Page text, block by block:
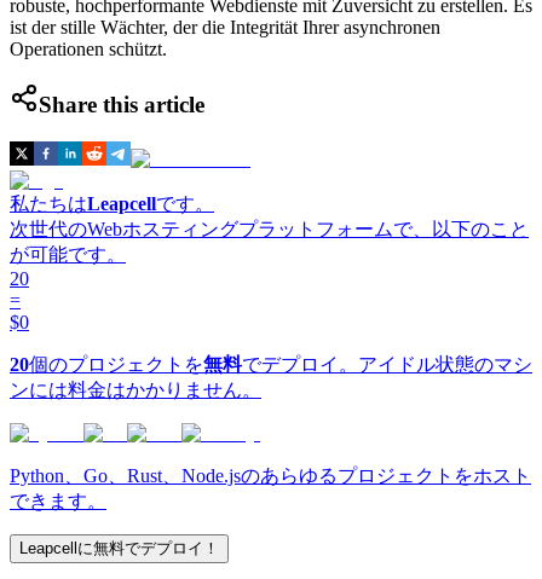
robuste, hochperformante Webdienste mit Zuversicht zu erstellen. Es
ist der stille Wächter, der die Integrität Ihrer asynchronen
Operationen schützt.
Share this article
私たちはLeapcellです。
次世代のWebホスティングプラットフォームで、以下のこと
が可能です。
20
=
$0
20個のプロジェクトを無料でデプロイ。アイドル状態のマシ
ンには料金はかかりません。
Python、Go、Rust、Node.jsのあらゆるプロジェクトをホスト
できます。
Leapcellに無料でデプロイ！